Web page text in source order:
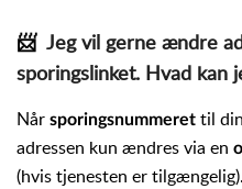
📨 Jeg vil gerne ændre
sporingslinket. Hvad kan
Når sporingsnummeret til
adressen kun ændres via en
(hvis tjenesten er